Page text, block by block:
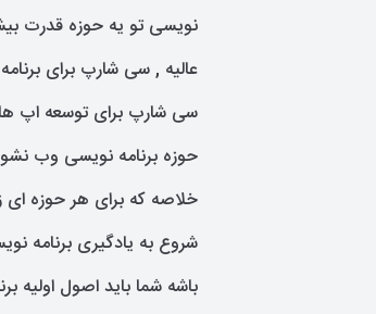
نویسی تو یه حوزه قدرت
عالیه , سی شارپ برای
سی شارپ برای توسعه اپ
حوزه برنامه نویسی وب
خلاصه که برای هر حوزه
شروع به یادگیری برنامه
باشه شما باید اصول اولیه